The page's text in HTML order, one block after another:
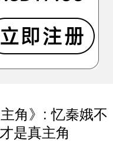
角》: 忆秦娥不
是真主角